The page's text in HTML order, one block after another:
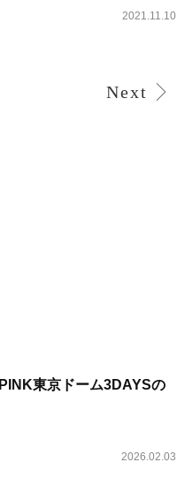
2021.11.10
Next
東京ドーム3DAYSの
2026.02.03